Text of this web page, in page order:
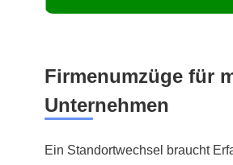
Firmenumzüge für
Unternehmen
Ein Standortwechsel braucht